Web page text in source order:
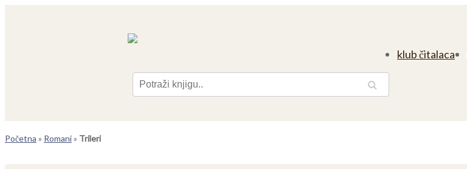
klub čitalaca
Početna » Romani» Trileri